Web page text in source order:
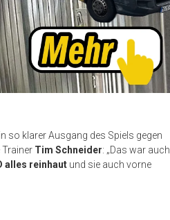
so klarer Ausgang des Spiels gegen
Trainer Tim Schneider: „Das war auch
alles reinhaut und sie auch vorne